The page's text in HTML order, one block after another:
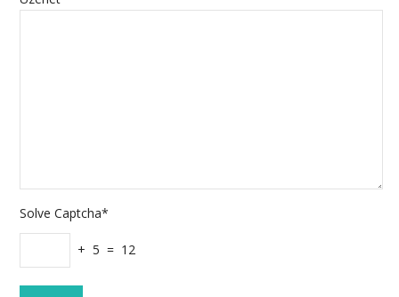
Solve Captcha*
+ 5 = 12